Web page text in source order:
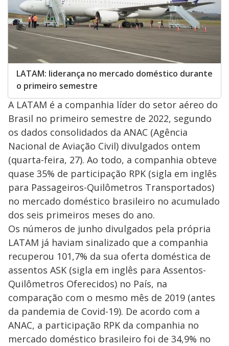
LATAM: liderança no mercado doméstico durante
o primeiro semestre
A LATAM é a companhia líder do setor aéreo do
Brasil no primeiro semestre de 2022, segundo
os dados consolidados da ANAC (Agência
Nacional de Aviação Civil) divulgados ontem
(quarta-feira, 27). Ao todo, a companhia obteve
quase 35% de participação RPK (sigla em inglês
para Passageiros-Quilômetros Transportados)
no mercado doméstico brasileiro no acumulado
dos seis primeiros meses do ano.
Os números de junho divulgados pela própria
LATAM já haviam sinalizado que a companhia
recuperou 101,7% da sua oferta doméstica de
assentos ASK (sigla em inglês para Assentos-
Quilômetros Oferecidos) no País, na
comparação com o mesmo mês de 2019 (antes
da pandemia de Covid-19). De acordo com a
ANAC, a participação RPK da companhia no
mercado doméstico brasileiro foi de 34,9% no